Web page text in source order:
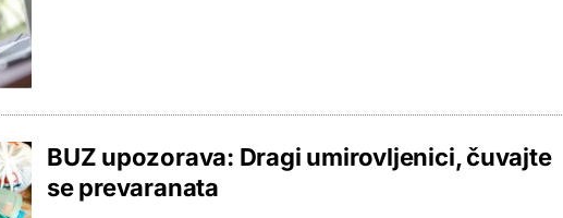
BUZ upozorava: Dragi umirovljenici, čuvajte
se prevaranata